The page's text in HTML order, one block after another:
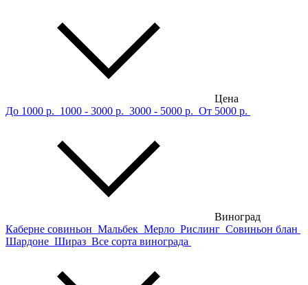
Цена
До 1000 р. 1000 - 3000 р. 3000 - 5000 р. От 5000 р.
Виноград
Каберне совиньон Мальбек Мерло Рислинг Совиньон блан
Шардоне Шираз Все сорта винограда